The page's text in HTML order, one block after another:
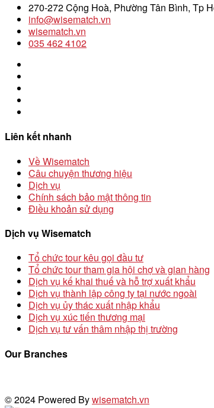
270-272 Cộng Hoà, Phường Tân Bình, Tp
info@wisematch.vn
wisematch.vn
035 462 4102
Liên kết nhanh
Về Wisematch
Câu chuyện thương hiệu
Dịch vụ
Chính sách bảo mật thông tin
Điều khoản sử dụng
Dịch vụ Wisematch
Tổ chức tour kêu gọi đầu tư
Tổ chức tour tham gia hội chợ và gian hàng
Dịch vụ kế khai thuế và hỗ trợ xuất khẩu
Dịch vụ thành lập công ty tại nước ngoài
Dịch vụ ủy thác xuất nhập khẩu
Dịch vụ xúc tiến thương mại
Dịch vụ tư vấn thâm nhập thị trường
Our Branches
© 2024 Powered Bywisematch.vn